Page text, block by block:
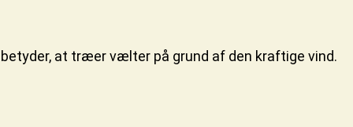
at træer vælter på grund af den kraftige vind.